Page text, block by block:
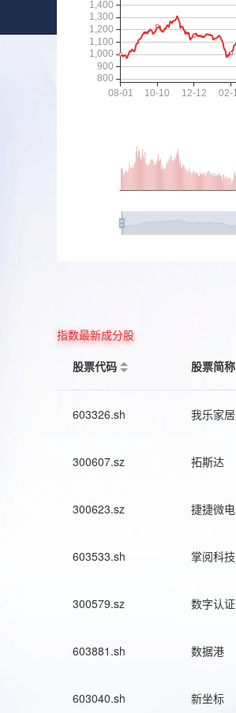
指数最新成分股
股票代码
股票简称
603326.sh 我乐家居
300607.sz 拓斯达
300623.sz 捷捷微电
603533.sh 掌阅科技
300579.sz 数字认证
603881.sh 数据港
603040.sh 新坐标